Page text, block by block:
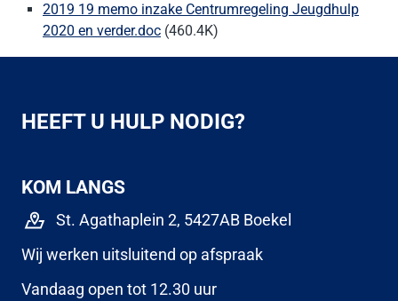
2019 19 memo inzake Centrumregeling Jeugdhulp
2020 en verder.doc (460.4K)
HEEFT U HULP NODIG?
KOM LANGS
St. Agathaplein 2, 5427AB Boekel
Wij werken uitsluitend op afspraak
Vandaag open tot 12.30 uur